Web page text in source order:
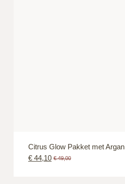
Citrus Glow Pakket met Argan
€49,00
€ 44,10